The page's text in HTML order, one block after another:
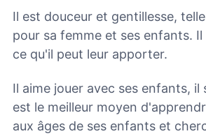
Il est douceur et gentillesse,
pour sa femme et ses enfants.
ce qu'il peut leur apporter.
Il aime jouer avec ses enfants, il
est le meilleur moyen
aux âges de ses enfants et